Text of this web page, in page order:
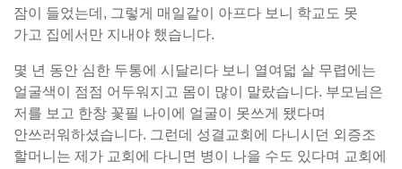
잠이 들었는데, 그렇게 매일같이 아프다 보니 학교도 못
가고 집에서만 지내야 했습니다.
몇 년 동안 심한 두통에 시달리다 보니 열여덟 살 무렵에는
얼굴색이 점점 어두워지고 몸이 많이 말랐습니다. 부모님은
저를 보고 한창 꽃필 나이에 얼굴이 못쓰게 됐다며
안쓰러워하셨습니다. 그런데 성결교회에 다니시던 외증조
할머니는 제가 교회에 다니면 병이 나을 수도 있다며 교회에